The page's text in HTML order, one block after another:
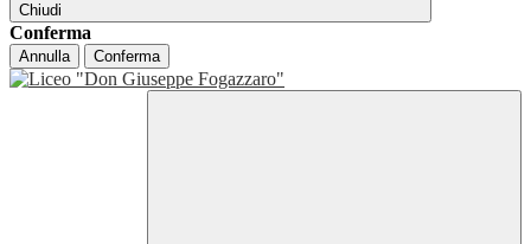
Chiudi
Conferma
Annulla Conferma